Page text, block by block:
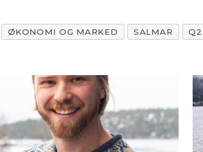
ØKONOMI OG MARKED SALMAR Q2